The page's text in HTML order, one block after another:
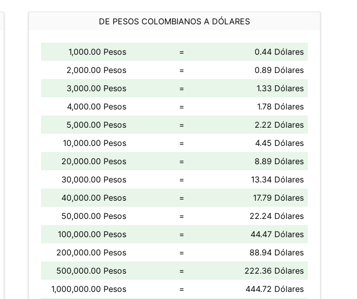
DE PESOS COLOMBIANOS A DÓLARES
1,000.00 Pesos =
0.44 Dólares
2,000.00 Pesos
=
0.89 Dólares
3,000.00 Pesos
=
1.33 Dólares
4,000.00 Pesos
=
1.78 Dólares
5,000.00 Pesos
=
2.22 Dólares
10,000.00 Pesos
=
4.45 Dólares
20,000.00 Pesos
=
8.89 Dólares
30,000.00 Pesos
=
13.34 Dólares
40,000.00 Pesos
=
17.79 Dólares
50,000.00 Pesos
=
22.24 Dólares
100,000.00 Pesos
=
44.47 Dólares
200,000.00 Pesos
=
88.94 Dólares
500,000.00 Pesos
=
222.36 Dólares
1,000,000.00 Pesos
= 444.72 Dólares